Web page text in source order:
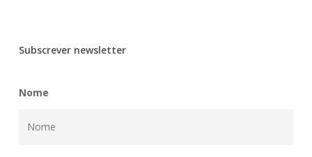
Subscrever newsletter
Nome